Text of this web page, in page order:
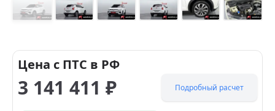
Цена с ПТС в РФ
3 141 411 ₽ Подробный расчет